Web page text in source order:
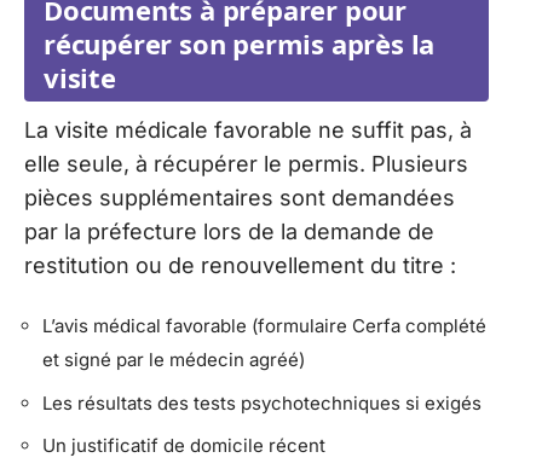
Documents à préparer pour
récupérer son permis après la
visite
La visite médicale favorable ne suffit pas, à
elle seule, à récupérer le permis. Plusieurs
pièces supplémentaires sont demandées
par la préfecture lors de la demande de
restitution ou de renouvellement du titre :
L’avis médical favorable (formulaire Cerfa complété
et signé par le médecin agréé)
Les résultats des tests psychotechniques si exigés
Un justificatif de domicile récent